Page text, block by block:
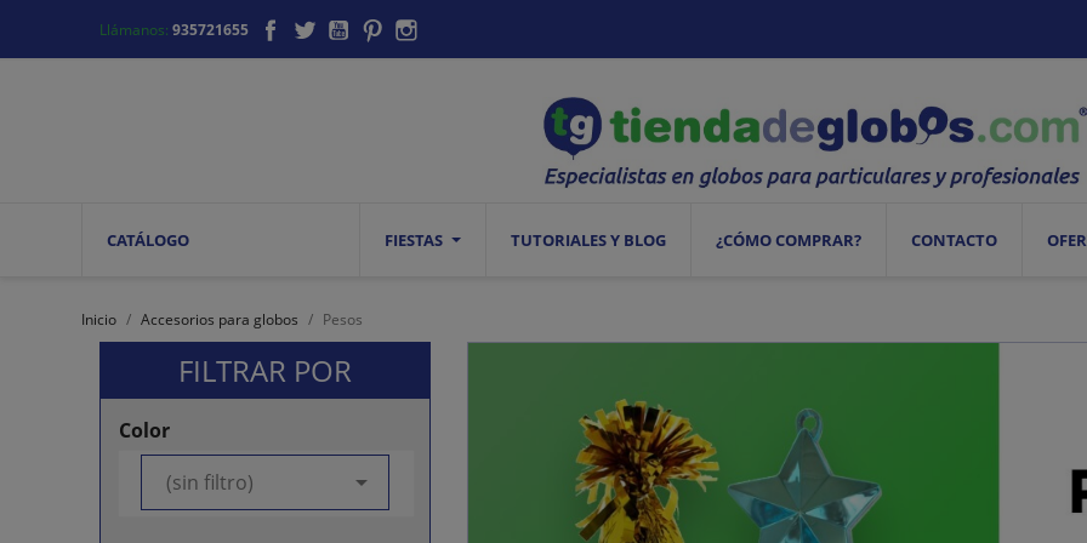
Llámanos:935721655 Facebook
TwitterYouTubePinterest
CATÁLOGO FIESTAS TUTORIALES Y BLOG ¿CÓMO COMPRAR? CONTACTO
Inicio Accesorios para globos Pesos
FILTRAR POR
Color
(sin filtro)
